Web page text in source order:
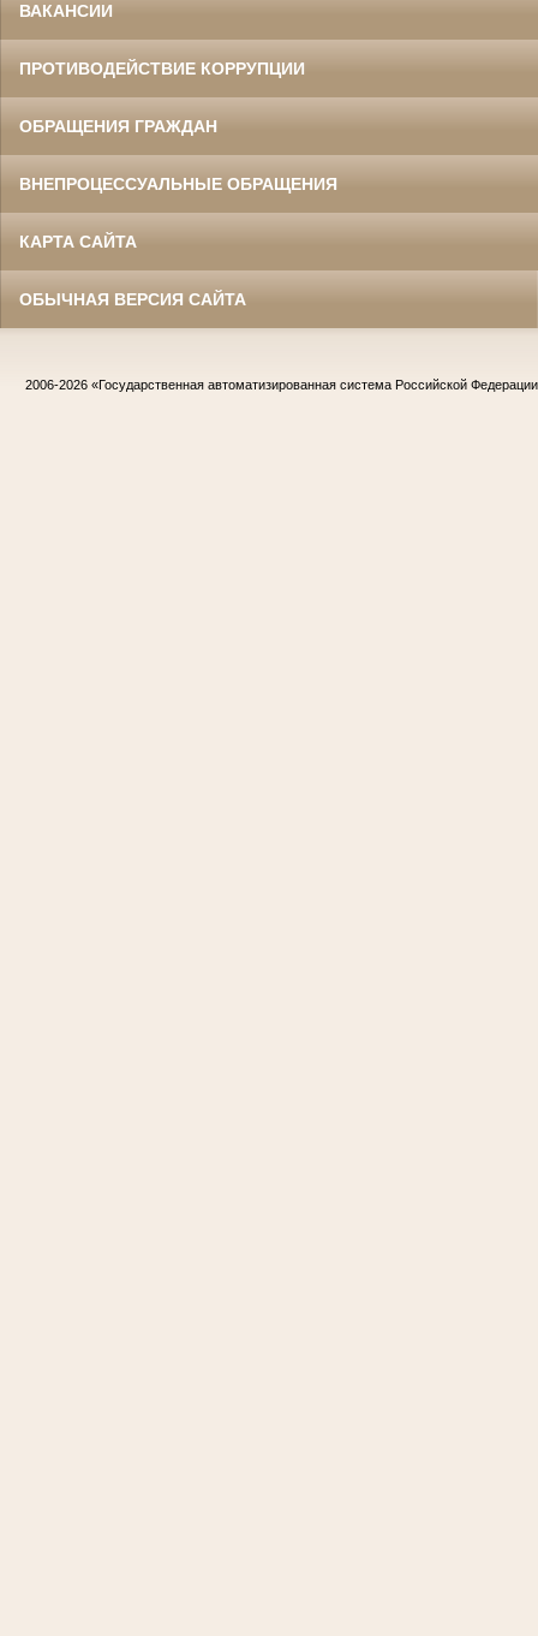
ВАКАНСИИ
ПРОТИВОДЕЙСТВИЕ КОРРУПЦИИ
ОБРАЩЕНИЯ ГРАЖДАН
ВНЕПРОЦЕССУАЛЬНЫЕ ОБРАЩЕНИЯ
КАРТА САЙТА
ОБЫЧНАЯ ВЕРСИЯ САЙТА
2006-2026 «Государственная автоматизированная система Российской